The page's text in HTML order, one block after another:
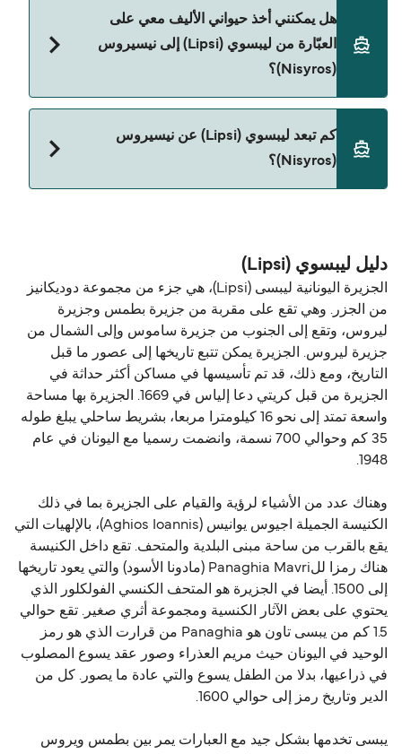
نعم، يمكنك السفر مع سيارتك على العبّارة من ليبسوي
Blue Star Ferries
هل يمكنني أخذ حيواني الأليف معي على
العبّارة من ليبسوي (Lipsi) إلى نيسيروس
(Nisyros)؟
إلى جواز سفر للحيوان. يرجى مراجعة تعليمات شركات
العبّارات بخصوص الحيوانات. حالياً يمكنك أخذ حيواناتك
الأليفة على العبّارة مع:
كم تبعد ليبسوي (Lipsi) عن نيسيروس
(Nisyros)؟
دليل ليبسوي (Lipsi)
الجزيرة اليونانية ليبسى (Lipsi)، هي جزء من مجموعة دوديكانيز
من الجزر. وهي تقع على مقربة من جزيرة بطمس وجزيرة
ليروس، وتقع إلى الجنوب من جزيرة ساموس وإلى الشمال من
جزيرة ليروس. الجزيرة يمكن تتبع تاريخها إلى عصور ما قبل
التاريخ، ومع ذلك، قد تم تأسيسها في مساكن أكثر حداثة في
الجزيرة من قبل كريتي دعا إلياس في 1669. الجزيرة بها مساحة
واسعة تمتد إلى نحو 16 كيلومترا مربعا، بشريط ساحلي يبلغ طوله
35 كم وحوالي 700 نسمة، وانضمت رسميا مع اليونان في عام
1948.
وهناك عدد من الأشياء لرؤية والقيام على الجزيرة بما في ذلك
الكنيسة الجميلة اجيوس يوانيس (Aghios Ioannis)، بالإلهيات التي
يقع بالقرب من ساحة مبنى البلدية والمتحف. تقع داخل الكنيسة
هناك رمزا للPanaghia Mavri (مادونا الأسود) والتي يعود تاريخها
إلى 1500. أيضا في الجزيرة هو المتحف الكنسي الفولكلور الذي
يحتوي على بعض الآثار الكنسية ومجموعة أثري صغير. تقع حوالي
1.5 كم من يبسى تاون هو Panaghia من قرارت الذي هو رمز
الوحيد في اليونان حيث مريم العذراء وصور عقد يسوع المصلوب
في ذراعيها، بدلا من الطفل يسوع والتي عادة ما يصور. كل من
الدير وتاريخ رمز إلى حوالي 1600.
يبسى تخدمها بشكل جيد مع العبارات يمر بين بطمس ويروس